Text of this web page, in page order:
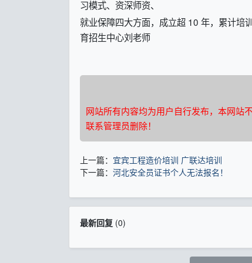
习模式、资深师资、
就业保障四大方面，成立超 10 年，累计培
育招生中心刘老师
网站所有内容均为用户自行发布，本网站
联系管理员删除！
上一篇： 宜宾工程造价培训 广联达培训
下一篇： 河北安全员证书个人无法报名！
最新回复(0)